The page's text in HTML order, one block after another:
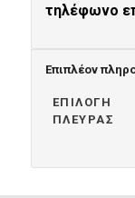
τηλέφωνο
Επιπλέον
ΕΠΙΛΟΓΉ
ΠΛΕΥΡΆΣ